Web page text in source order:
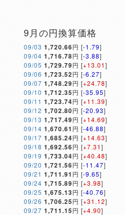
9月の円換算価格
09/03 1,720.66円 [-1.79]
09/04 1,716.78円 [-3.88]
09/05 1,729.79円 [+13.01]
09/06 1,723.52円 [-6.27]
09/07 1,748.29円 [+24.78]
09/10 1,712.35円 [-35.95]
09/11 1,723.74円 [+11.39]
09/12 1,702.80円 [-20.93]
09/13 1,717.49円 [+14.69]
09/14 1,670.61 円 [-46.88]
09/17 1,685.24円 [+14.63]
09/18 1,692.56円 [+7.31]
09/19 1,733.04円 [+40.48]
09/20 1,721.56円 [-11.47]
09/21 1,711.91 円 [-9.65]
09/24 1,715.89円 [+3.98]
09/25 1,675.13円 [-40.76]
09/26 1,706.25円 [+31.12]
09/27 1,711.15円 [+4.90]